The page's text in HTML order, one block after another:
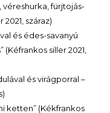
fürjtojás-
száraz)
és édes-savanyú
siller 2021,
és virágporral –
ketten” (Kékfrankos